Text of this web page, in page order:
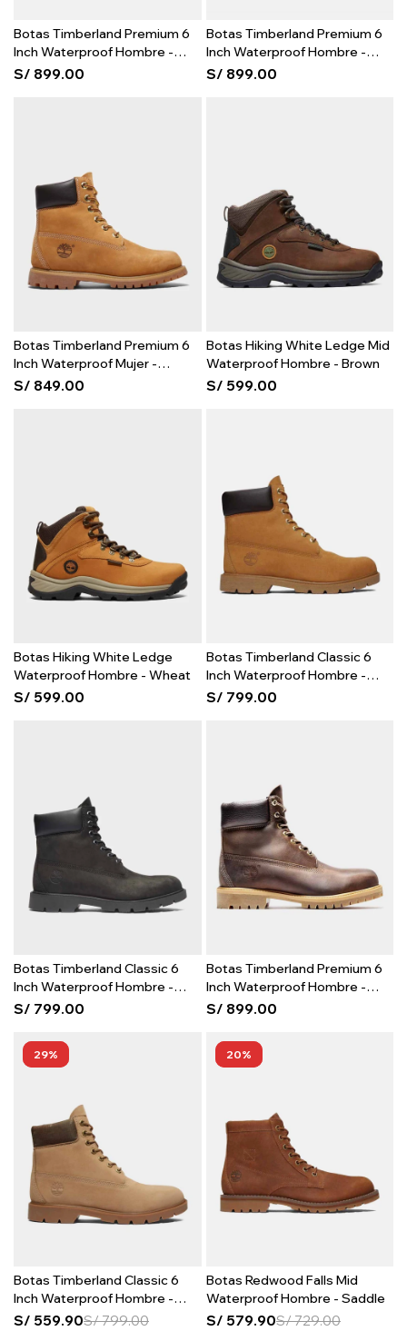
Botas Timberland Premium 6
Inch Waterproof Hombre -
Wheat
S/ 899.00
Botas Timberland Premium 6
Inch Waterproof Hombre -
Black
S/ 899.00
Botas Timberland Premium 6
Inch Waterproof Mujer -
Wheat
S/ 849.00
Botas Hiking White Ledge Mid
Waterproof Hombre - Brown
S/ 599.00
Botas Hiking White Ledge
Waterproof Hombre - Wheat
S/ 599.00
Botas Timberland Classic 6
Inch Waterproof Hombre -
Wheat
S/ 799.00
Botas Timberland Classic 6
Inch Waterproof Hombre -
Black
S/ 799.00
Botas Timberland Premium 6
Inch Waterproof Hombre -
Brown
S/ 899.00
29
Botas Timberland Classic 6
Inch Waterproof Hombre -
Bone
S/ 559.90S/799.00
20
Botas Redwood Falls Mid
Waterproof Hombre - Saddle
S/ 579.90S/729.00